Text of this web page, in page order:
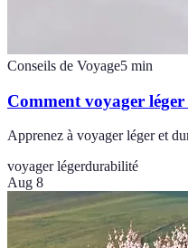
Conseils de Voyage5 min
Comment voyager léger
Apprenez à voyager léger et
voyager légerdurabilité
Aug 8